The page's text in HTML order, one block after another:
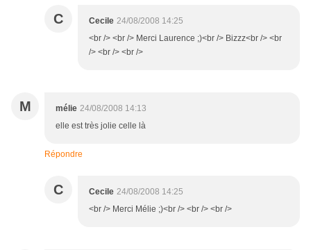
C Cecile 24/08/2008 14:25
<br /> <br /> Merci Laurence ;)<br /> Bizzz<br /> <br
/> <br /> <br />
M mélie 24/08/2008 14:13
elle est très jolie celle là
Répondre
C Cecile 24/08/2008 14:25
<br /> Merci Mélie ;)<br /> <br /> <br />